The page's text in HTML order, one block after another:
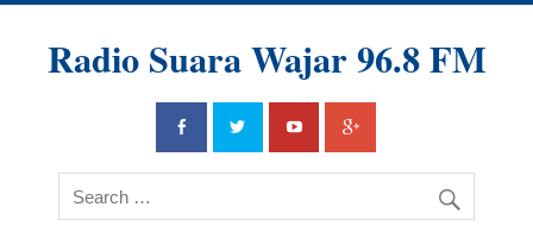
Radio Suara Wajar 96.8 FM